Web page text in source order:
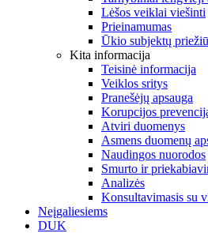
Lėšos veiklai viešinti
Prieinamumas
Ūkio subjektų
Kita informacija
Teisinė informacija
Veiklos sritys
Pranešėjų apsauga
Korupcijos
Atviri duomenys
Asmens duomenų
Naudingos nuorodos
Smurto ir
Analizės
Konsultavimasis su
Neįgaliesiems
DUK